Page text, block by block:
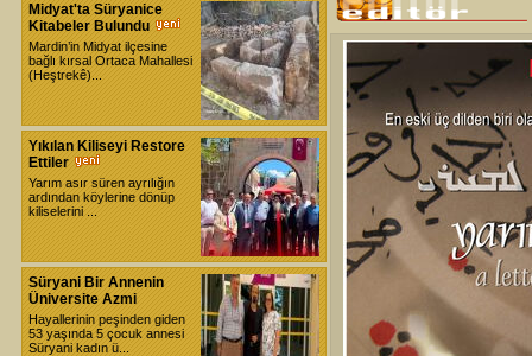
Midyat'ta Süryanice
Kitabeler Bulundu
Mardin’in Midyat ilçesine
bağlı kırsal Ortaca Mahallesi
(Heştrekê)...
Yıkılan Kiliseyi Restore
Ettiler
Yarım asır süren ayrılığın
ardından köylerine dönüp
kiliselerini ...
Süryani Bir Annenin
Üniversite Azmi
Hayallerinin peşinden giden
53 yaşında 5 çocuk annesi
Süryani kadın ü...